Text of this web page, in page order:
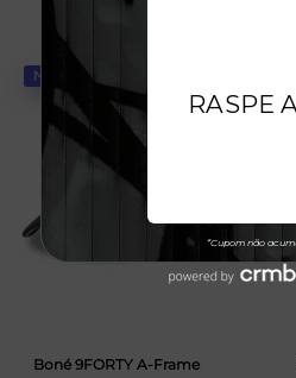
NOVIDADE
Boné 9FORTY A-Frame